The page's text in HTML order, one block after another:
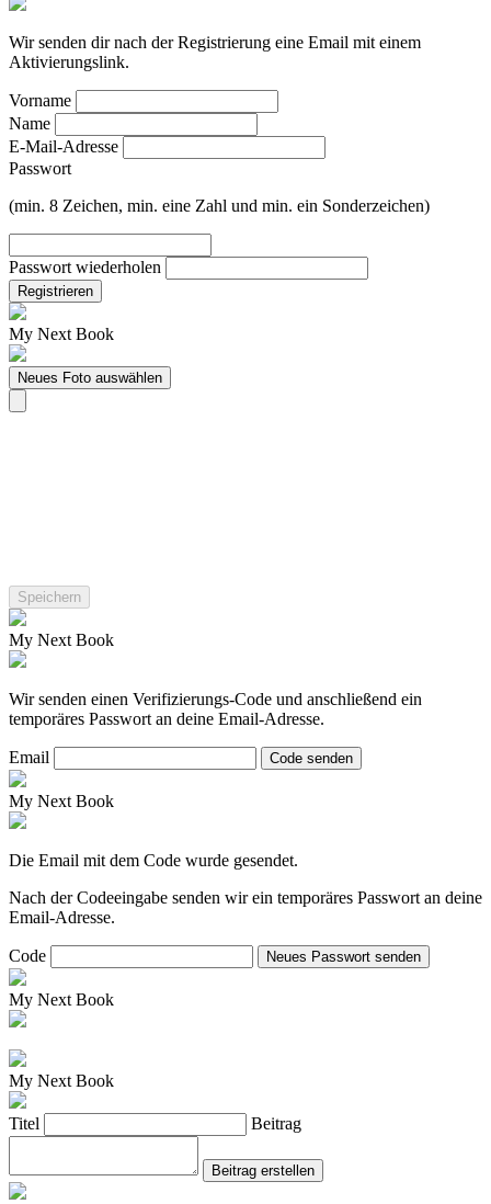
Wir senden dir nach der Registrierung eine Email mit einem
Aktivierungslink.
Vorname
Name
E-Mail-Adresse
Passwort
(min. 8 Zeichen, min. eine Zahl und min. ein Sonderzeichen)
Passwort wiederholen
Registrieren
My Next Book
Neues Foto auswählen
My Next Book
Wir senden einen Verifizierungs-Code und anschließend ein
temporäres Passwort an deine Email-Adresse.
Email Code senden
My Next Book
Die Email mit dem Code wurde gesendet.
Nach der Codeeingabe senden wir ein temporäres Passwort an deine
Email-Adresse.
Code Neues Passwort senden
My Next Book
My Next Book
Titel Beitrag
Beitrag erstellen